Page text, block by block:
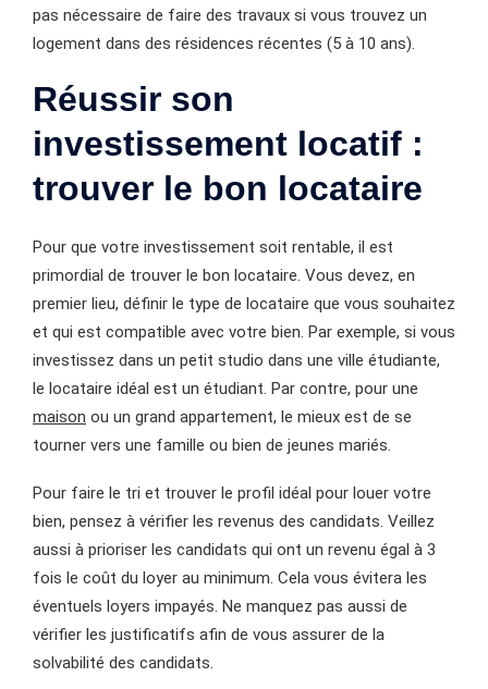
pas nécessaire de faire des travaux si vous trouvez un
logement dans des résidences récentes (5 à 10 ans).
Réussir son
investissement locatif :
trouver le bon locataire
Pour que votre investissement soit rentable, il est
primordial de trouver le bon locataire. Vous devez, en
premier lieu, définir le type de locataire que vous souhaitez
et qui est compatible avec votre bien. Par exemple, si vous
investissez dans un petit studio dans une ville étudiante,
le locataire idéal est un étudiant. Par contre, pour une
maison ou un grand appartement, le mieux est de se
tourner vers une famille ou bien de jeunes mariés.
Pour faire le tri et trouver le profil idéal pour louer votre
bien, pensez à vérifier les revenus des candidats. Veillez
aussi à prioriser les candidats qui ont un revenu égal à 3
fois le coût du loyer au minimum. Cela vous évitera les
éventuels loyers impayés. Ne manquez pas aussi de
vérifier les justificatifs afin de vous assurer de la
solvabilité des candidats.